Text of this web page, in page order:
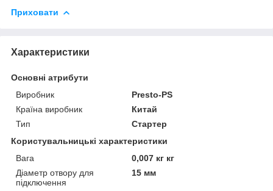
Приховати
Характеристики
Основні атрибути
Виробник
Presto-PS
Країна виробник
Китай
Тип
Стартер
Користувальницькі характеристики
Вага
0,007 кг кг
Діаметр отвору для
підключення
15 мм